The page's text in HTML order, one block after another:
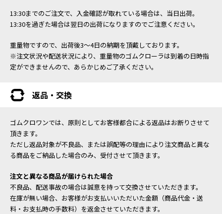
13:30までのご注文で、入金確認が取れている場合は、当日出荷。
13:30を過ぎた場合は翌日の出荷になりますのでご注意ください。
重量物ですので、出荷後3～4日の納期を頂戴しております。
※注文状況や配送状況により、重量物のゴムクローラは到着の日時指
定ができませんので、あらかじめご了承ください。
返品・交換
ゴムクロワンでは、原則としてお客様都合による返品はお断りさせて
頂きます。
ただし返品対象が不良品、または誤配等の理由により注文商品と異な
る商品をご納品した場合のみ、受付させて頂きます。
注文と異なる商品が届けられた場合
不良品、配送事故の場合は誠意を持って交換させていただきます。
在庫が無い場合、お客様がお支払いいただいた金額（商品代金・送
料・お支払時の手数料）を返金させていただきます。